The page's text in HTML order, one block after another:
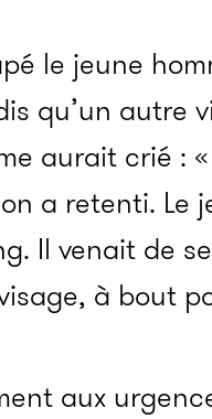
le jeune
qu’un autre
aurait crié : «
a retenti. Le
Il venait de
à bout
aux